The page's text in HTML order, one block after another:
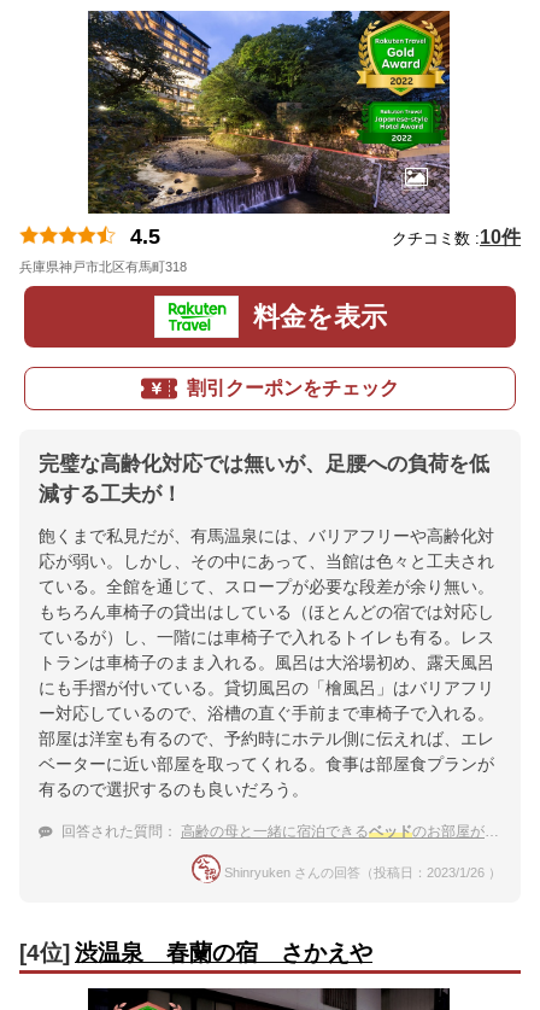
4.5 クチコミ数 :10件
兵庫県神戸市北区有馬町318
料金を表示
割引クーポンをチェック
完璧な高齢化対応では無いが、足腰への負荷を低
減する工夫が！
飽くまで私見だが、有馬温泉には、バリアフリーや高齢化対
応が弱い。しかし、その中にあって、当館は色々と工夫され
ている。全館を通じて、スロープが必要な段差が余り無い。
もちろん車椅子の貸出はしている（ほとんどの宿では対応し
ているが）し、一階には車椅子で入れるトイレも有る。レス
トランは車椅子のまま入れる。風呂は大浴場初め、露天風呂
にも手摺が付いている。貸切風呂の「檜風呂」はバリアフリ
ー対応しているので、浴槽の直ぐ手前まで車椅子で入れる。
部屋は洋室も有るので、予約時にホテル側に伝えれば、エレ
ベーターに近い部屋を取ってくれる。食事は部屋食プランが
有るので選択するのも良いだろう。
回答された質問： 高齢の母と一緒に宿泊できるベッドのお部屋がある有馬温泉の宿はどこ？
Shinryuken さんの回答（投稿日：2023/1/26 ）
[4位] 渋温泉 春蘭の宿 さかえや